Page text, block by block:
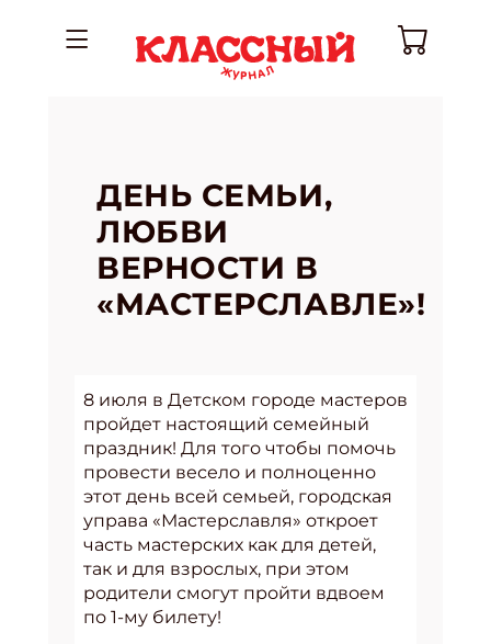
ДЕНЬ СЕМЬИ,
ЛЮБВИ
ВЕРНОСТИ В
«МАСТЕРСЛАВЛЕ»!
8 июля в Детском городе мастеров
пройдет настоящий семейный
праздник! Для того чтобы помочь
провести весело и полноценно
этот день всей семьей, городская
управа «Мастерславля» откроет
часть мастерских как для детей,
так и для взрослых, при этом
родители смогут пройти вдвоем
по 1-му билету!